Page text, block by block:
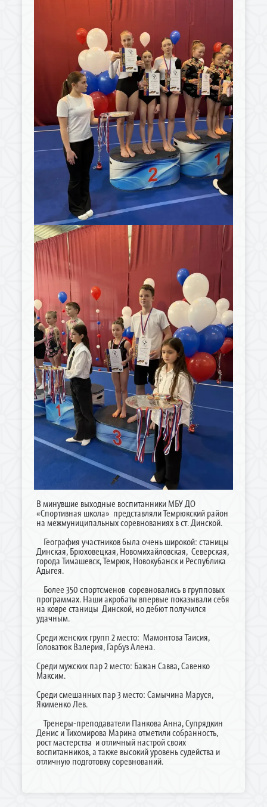
В минувшие выходные воспитанники МБУ ДО
«Спортивная школа» представляли Темрюкский район
на межмуниципальных соревнованиях в ст. Динской.
География участников была очень широкой: станицы
Динская, Брюховецкая, Новомихайловская, Северская,
города Тимашевск, Темрюк, Новокубанск и Республика
Адыгея.
Более 350 спортсменов соревновались в групповых
программах. Наши акробаты впервые показывали себя
на ковре станицы Динской, но дебют получился
удачным.
Среди женских групп 2 место: Мамонтова Таисия,
Головатюк Валерия, Гарбуз Алена.
Среди мужских пар 2 место: Бажан Савва, Савенко
Максим.
Среди смешанных пар 3 место: Самычина Маруся,
Якименко Лев.
Тренеры-преподаватели Панкова Анна, Супрядкин
Денис и Тихомирова Марина отметили собранность,
рост мастерства и отличный настрой своих
воспитанников, а также высокий уровень судейства и
отличную подготовку соревнований.